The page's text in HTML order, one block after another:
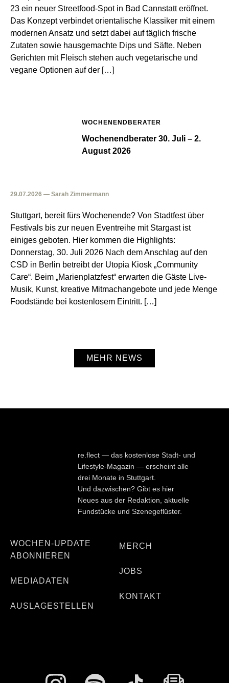
23 ein neuer Streetfood-Spot in Bad Cannstatt eröffnet.
Das Konzept verbindet orientalische Klassiker mit einem
modernen Ansatz und setzt dabei auf täglich frische
Zutaten sowie hausgemachte Dips und Säfte. Neben
Gerichten mit Fleisch stehen auch vegetarische und
vegane Optionen auf der […]
WOCHENENDBERATER
Wochenendberater 30. Juli – 2.
August 2026
29.07.2026 — Sarah Zimmermann
Stuttgart, bereit fürs Wochenende? Von Stadtfest über
Festivals bis zur neuen Eventreihe mit Stargast ist
einiges geboten. Hier kommen die Highlights:
Donnerstag, 30. Juli 2026 Nach dem Anschlag auf den
CSD in Berlin betreibt der Utopia Kiosk „Community
Care“. Beim „Marienplatzfest“ erwarten die Gäste Live-
Musik, Kunst, kreative Mitmachangebote und jede Menge
Foodstände bei kostenlosem Eintritt. […]
MEHR NEWS
re.flect — das kostenlose Stadt- und
Lifestyle-Magazin — erscheint alle
drei Monate in Stuttgart.
Und dazwischen? Gibt es hier
Neues aus der Redaktion, aktuelle
Fundstücke und Szenegeflüster.
WOCHEN-UPDATE
ABONNIEREN
MEDIADATEN
AUSLAGESTELLEN
MERCH
JOBS
KONTAKT